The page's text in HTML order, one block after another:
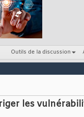
Outils de la discussion
les